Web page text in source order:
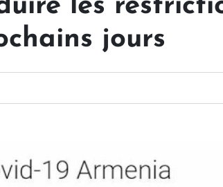
les
jours